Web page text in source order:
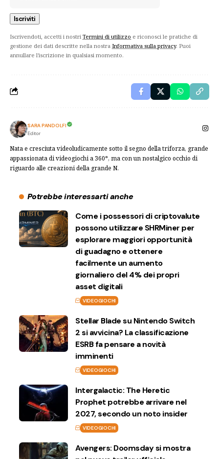
Iscrivendoti, accetti i nostri Termini di utilizzo e riconosci le pratiche di
gestione dei dati descritte nella nostra Informativa sulla privacy. Puoi
annullare l'iscrizione in qualsiasi momento.
SARA PANDOLFI
Editor
Nata e cresciuta videoludicamente sotto il segno della triforza, grande
appassionata di videogiochi a 360°, ma con un nostalgico occhio di
riguardo alle creazioni della grande N.
Potrebbe interessarti anche
Come i possessori di criptovalute
possono utilizzare SHRMiner per
esplorare maggiori opportunità
di guadagno e ottenere
facilmente un aumento
giornaliero del 4% dei propri
asset digitali
VIDEOGIOCHI
Stellar Blade su Nintendo Switch
2 si avvicina? La classificazione
ESRB fa pensare a novità
imminenti
VIDEOGIOCHI
Intergalactic: The Heretic
Prophet potrebbe arrivare nel
2027, secondo un noto insider
VIDEOGIOCHI
Avengers: Doomsday si mostra